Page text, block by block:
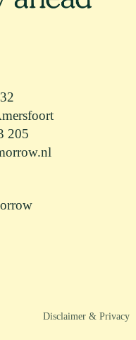
205
Disclaimer & Privacy